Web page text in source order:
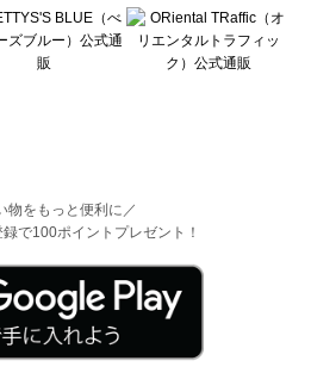
物をもっと便利に／
で100ポイントプレゼント！